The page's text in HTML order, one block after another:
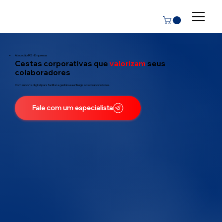
Atacadão RS - Empresas
Cestas corporativas quevalorizam seus
colaboradores
Com suporte digital para facilitar a gestão e a entrega aos colaboradores.
Fale com um especialista